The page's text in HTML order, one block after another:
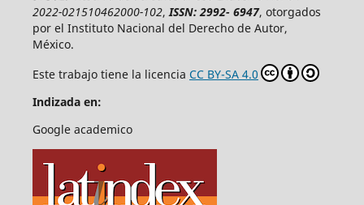
2022-021510462000-102, ISSN: 2992- 6947, otorgados
por el Instituto Nacional del Derecho de Autor,
México.
Este trabajo tiene la licencia CC BY-SA 4.0
Indizada en:
Google academico